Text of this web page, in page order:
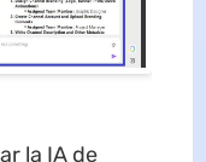
la IA de